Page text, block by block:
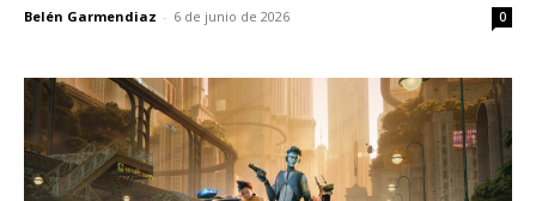
Belén Garmendiaz - 6 de junio de 2026 0